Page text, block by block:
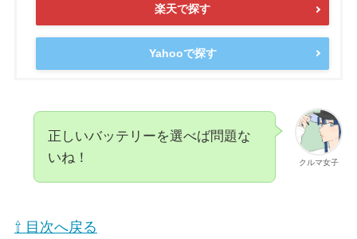
楽天で探す
Yahooで探す
クルマ女子
正しいバッテリーを選べば問題な
いね！
⇧ 目次へ戻る